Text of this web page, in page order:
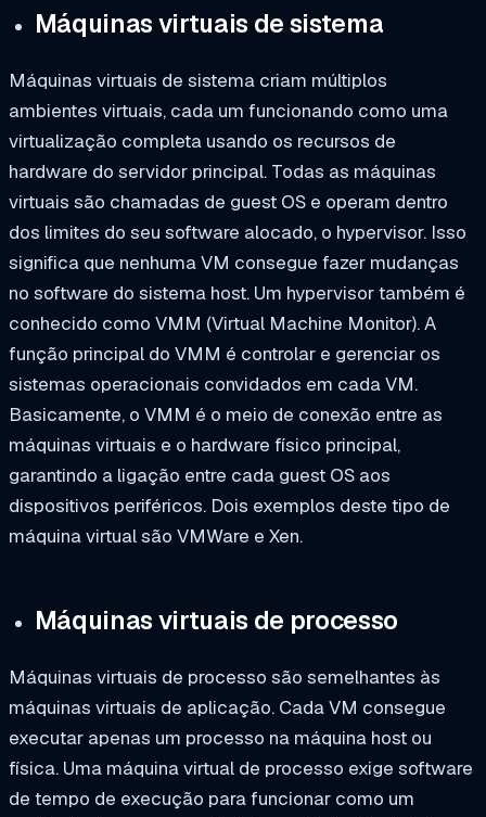
Máquinas virtuais de sistema
Máquinas virtuais de sistema criam múltiplos
ambientes virtuais, cada um funcionando como uma
virtualização completa usando os recursos de
hardware do servidor principal. Todas as máquinas
virtuais são chamadas de guest OS e operam dentro
dos limites do seu software alocado, o hypervisor. Isso
significa que nenhuma VM consegue fazer mudanças
no software do sistema host. Um hypervisor também é
conhecido como VMM (Virtual Machine Monitor). A
função principal do VMM é controlar e gerenciar os
sistemas operacionais convidados em cada VM.
Basicamente, o VMM é o meio de conexão entre as
máquinas virtuais e o hardware físico principal,
garantindo a ligação entre cada guest OS aos
dispositivos periféricos. Dois exemplos deste tipo de
máquina virtual são VMWare e Xen.
Máquinas virtuais de processo
Máquinas virtuais de processo são semelhantes às
máquinas virtuais de aplicação. Cada VM consegue
executar apenas um processo na máquina host ou
física. Uma máquina virtual de processo exige software
de tempo de execução para funcionar como um